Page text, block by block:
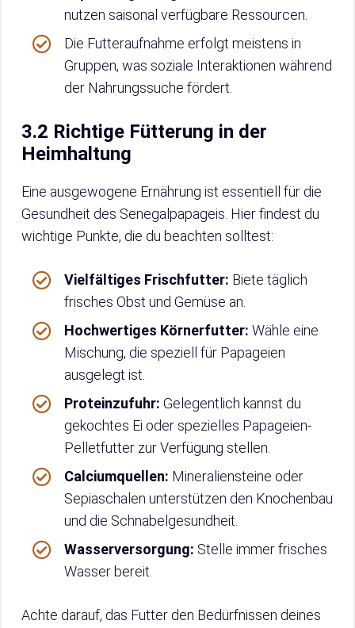
nutzen saisonal verfügbare Ressourcen.
Die Futteraufnahme erfolgt meistens in
Gruppen, was soziale Interaktionen während
der Nahrungssuche fördert.
3.2 Richtige Fütterung in der
Heimhaltung
Eine ausgewogene Ernährung ist essentiell für die
Gesundheit des Senegalpapageis. Hier findest du
wichtige Punkte, die du beachten solltest:
Vielfältiges Frischfutter: Biete täglich
frisches Obst und Gemüse an.
Hochwertiges Körnerfutter: Wähle eine
Mischung, die speziell für Papageien
ausgelegt ist.
Proteinzufuhr: Gelegentlich kannst du
gekochtes Ei oder spezielles Papageien-
Pelletfutter zur Verfügung stellen.
Calciumquellen: Mineraliensteine oder
Sepiaschalen unterstützen den Knochenbau
und die Schnabelgesundheit.
Wasserversorgung: Stelle immer frisches
Wasser bereit.
Achte darauf, das Futter den Bedürfnissen deines